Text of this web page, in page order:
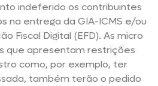
indeferido os contribuintes
na entrega da GIA-ICMS e/ou
Fiscal Digital (EFD). As micro
que apresentam restrições
como, por exemplo, ter
também terão o pedido